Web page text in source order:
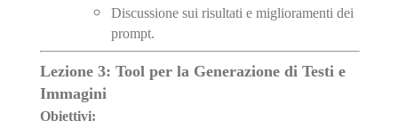
Discussione sui risultati e miglioramenti dei
prompt.
Lezione 3: Tool per la Generazione di Testi e
Immagini
Obiettivi: